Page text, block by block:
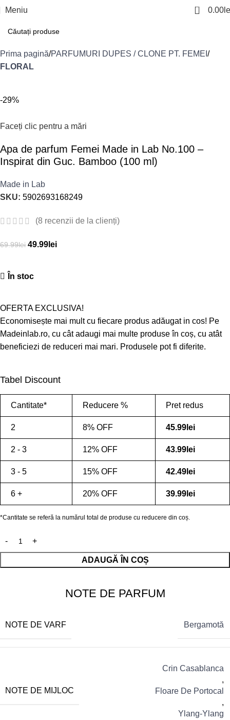
Meniu 0 0.00
Prima pagină PARFUMURI DUPES / CLONE PT. FEMEI
FLORAL
-29%
Faceți clic pentru a mări
Apa de parfum Femei Made in Lab No.100 –
Inspirat din Guc. Bamboo (100 ml)
Made in Lab
SKU: 5902693168249
(8 recenzii de la clienți)
69.99lei 49.99 lei
În stoc
OFERTA EXCLUSIVA!
Economisește mai mult cu fiecare produs adăugat in cos! Pe
Madeinlab.ro, cu cât adaugi mai multe produse în coș, cu atât
beneficiezi de reduceri mai mari. Produsele pot fi diferite.
Tabel Discount
Cantitate* Reducere % Pret redus
2 8% OFF 45.99 lei
2 - 3 12% OFF 43.99 lei
3 - 5 15% OFF 42.49 lei
6 + 20% OFF 39.99 lei
*Cantitate se referă la numărul total de produse cu reducere din coș.
ADAUGĂ ÎN COȘ
NOTE DE PARFUM
NOTE DE VARF Bergamotă
NOTE DE MIJLOC
Crin Casablanca
,
Floare De Portocal
,
Ylang-Ylang